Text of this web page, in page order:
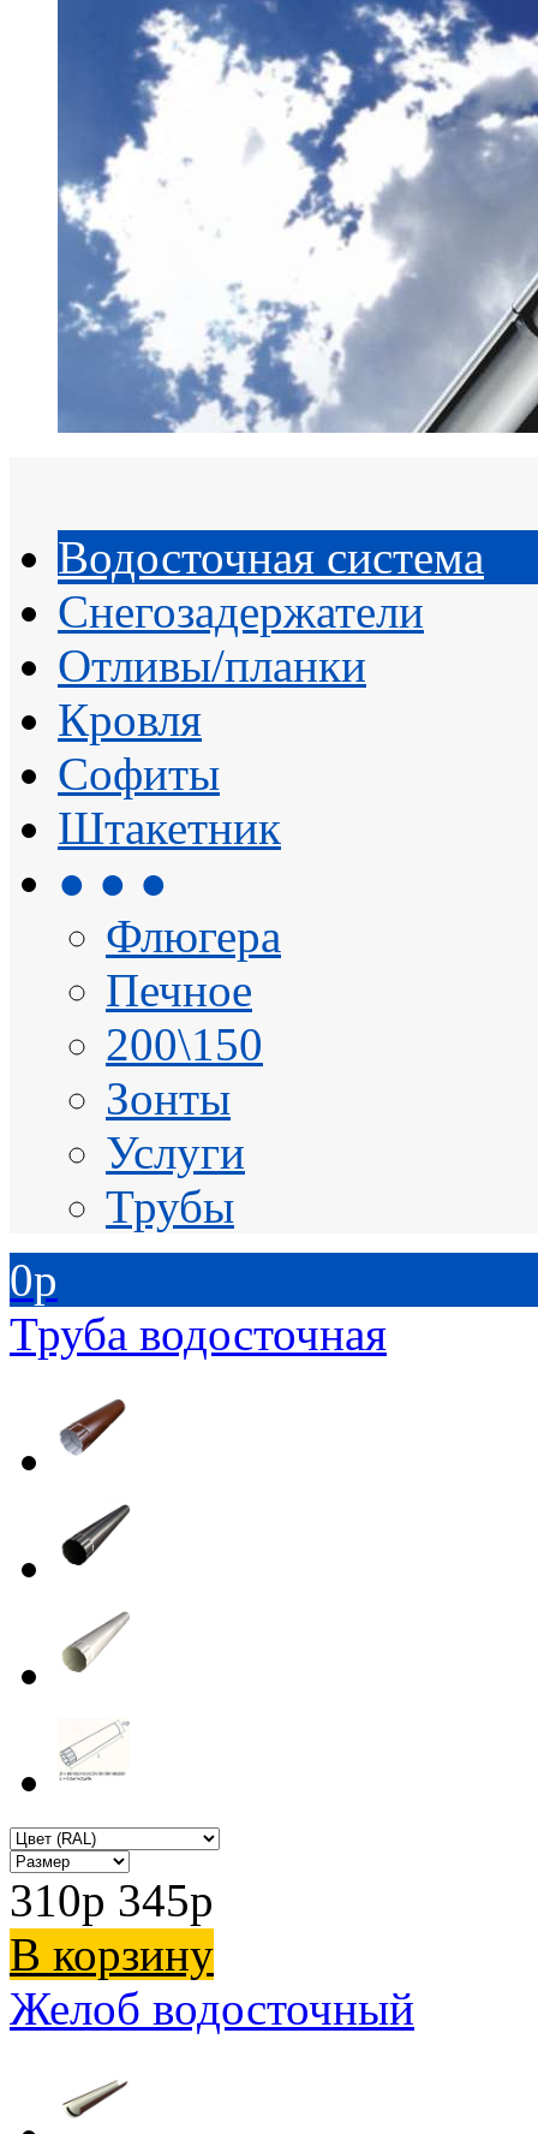
Водосточная система
Снегозадержатели
Отливы/планки
Кровля
Софиты
Штакетник
● ● ●
Флюгера
Печное
200\150
Зонты
Услуги
Трубы
0p
Труба водосточная
310p 345p
В корзину
Желоб водосточный